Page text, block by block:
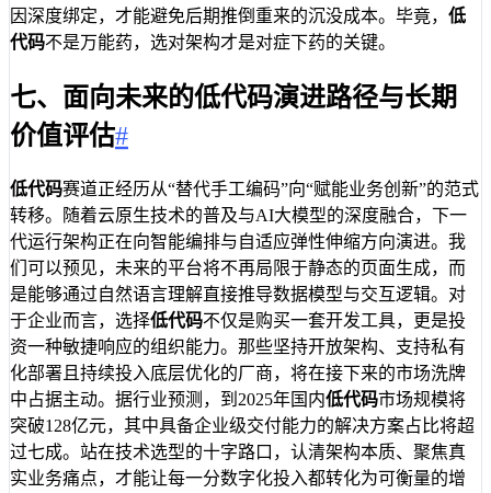
因深度绑定，才能避免后期推倒重来的沉没成本。毕竟， 低
代码不是万能药，选对架构才是对症下药的关键。
七、面向未来的低代码演进路径与长期
价值评估#
低代码赛道正经历从“替代手工编码”向“赋能业务创新”的范式
转移。随着云原生技术的普及与AI大模型的深度融合，下一
代运行架构正在向智能编排与自适应弹性伸缩方向演进。我
们可以预见，未来的平台将不再局限于静态的页面生成，而
是能够通过自然语言理解直接推导数据模型与交互逻辑。对
于企业而言，选择低代码不仅是购买一套开发工具，更是投
资一种敏捷响应的组织能力。那些坚持开放架构、支持私有
化部署且持续投入底层优化的厂商，将在接下来的市场洗牌
中占据主动。据行业预测，到2025年国内低代码市场规模将
突破128亿元，其中具备企业级交付能力的解决方案占比将超
过七成。站在技术选型的十字路口，认清架构本质、聚焦真
实业务痛点，才能让每一分数字化投入都转化为可衡量的增